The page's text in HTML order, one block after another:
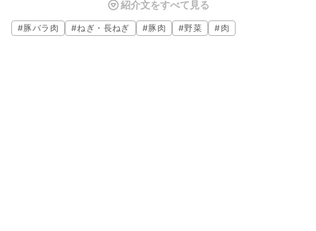
作ると、豚バラ肉がやわらかく仕上がるので、おすすめです。ぜひ
作ってみてください。
紹介文をすべて見る
#豚バラ肉 #ねぎ・長ねぎ #豚肉 #野菜 #肉